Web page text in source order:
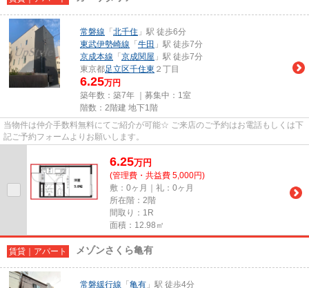
常磐線 「 北千住 」駅 徒歩6分
東武伊勢崎線 「 牛田 」駅 徒歩7分
京成本線 「 京成関屋 」駅 徒歩7分
東京都足立区千住東 ２丁目
6.25万円
築年数：築7年 ｜募集中： 1室
階数：2階建 地下1階
当物件は仲介手数料無料にてご紹介が可能☆ ご来店のご予約はお電話もしくは下
記ご予約フォームよりお願いします。
6.25万円
(管理費・共益費 5,000円)
敷：0ヶ月｜礼：0ヶ月
所在階：2階
間取り：1R
面積：12.98㎡
賃貸｜アパート メゾンさくら亀有
常磐緩行線 「 亀有 」駅 徒歩4分